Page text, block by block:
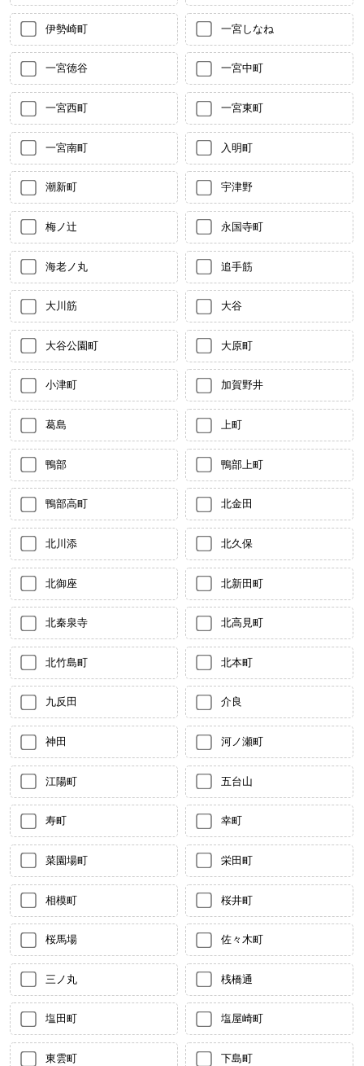
伊勢崎町 一宮しなね
一宮徳谷 一宮中町
一宮西町 一宮東町
一宮南町 入明町
潮新町 宇津野
梅ノ辻 永国寺町
海老ノ丸 追手筋
大川筋 大谷
大谷公園町 大原町
小津町 加賀野井
葛島 上町
鴨部 鴨部上町
鴨部高町 北金田
北川添 北久保
北御座 北新田町
北秦泉寺 北高見町
北竹島町 北本町
九反田 介良
神田 河ノ瀬町
江陽町 五台山
寿町 幸町
菜園場町 栄田町
相模町 桜井町
桜馬場 佐々木町
三ノ丸 桟橋通
塩田町 塩屋崎町
東雲町 下島町